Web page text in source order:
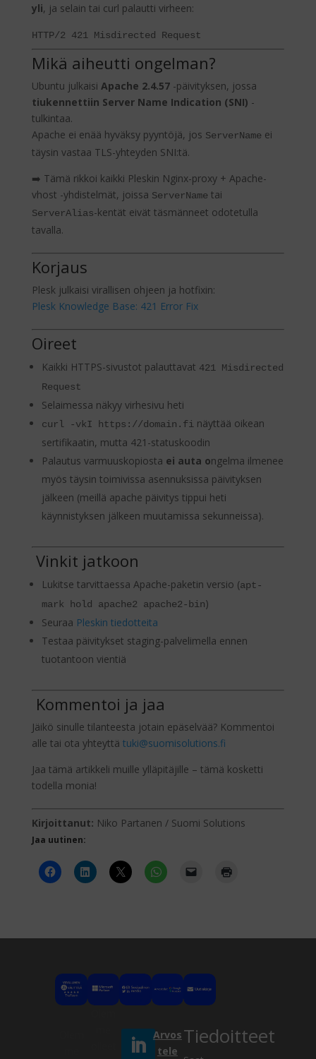
yli, ja selain tai curl palautti virheen:
HTTP/2 421 Misdirected Request
Mikä aiheutti ongelman?
Ubuntu julkaisi Apache 2.4.57-päivityksen, jossa
tiukennettiin Server Name Indication (SNI) -
tulkintaa.
Apache ei enää hyväksy pyyntöjä, jos ServerName ei
täysin vastaa TLS-yhteyden SNI:tä.
➡️ Tämä rikkoi kaikki Pleskin Nginx-proxy + Apache-
vhost -yhdistelmät, joissa ServerName tai
ServerAlias-kentät eivät täsmänneet odotetulla
tavalla.
Korjaus
Plesk julkaisi virallisen ohjeen ja hotfixin:
Plesk Knowledge Base: 421 Error Fix
Oireet
Kaikki HTTPS-sivustot palauttavat 421 Misdirected
Request
Selaimessa näkyy virhesivu heti
curl -vkI https://domain.finäyttää oikean
sertifikaatin, mutta 421-statuskoodin
Palautus varmuuskopiosta ei auta ongelma ilmenee
myös täysin toimivissa asennuksissa päivityksen
jälkeen (meillä apache päivitys tippui heti
käynnistyksen jälkeen muutamissa sekunneissa).
️ Vinkit jatkoon
Lukitse tarvittaessa Apache-paketin versio (apt-
mark hold apache2 apache2-bin)
Seuraa Pleskin tiedotteita
Testaa päivitykset staging-palvelimella ennen
tuotantoon vientiä
️ Kommentoi ja jaa
Jäikö sinulle tilanteesta jotain epäselvää? Kommentoi
alle tai ota yhteyttä tuki@suomisolutions.fi
Jaa tämä artikkeli muille ylläpitäjille – tämä kosketti
todella monia!
Kirjoittanut: Niko Partanen / Suomi Solutions
Jaa uutinen:
Arvos
tele
Tiedoitteet